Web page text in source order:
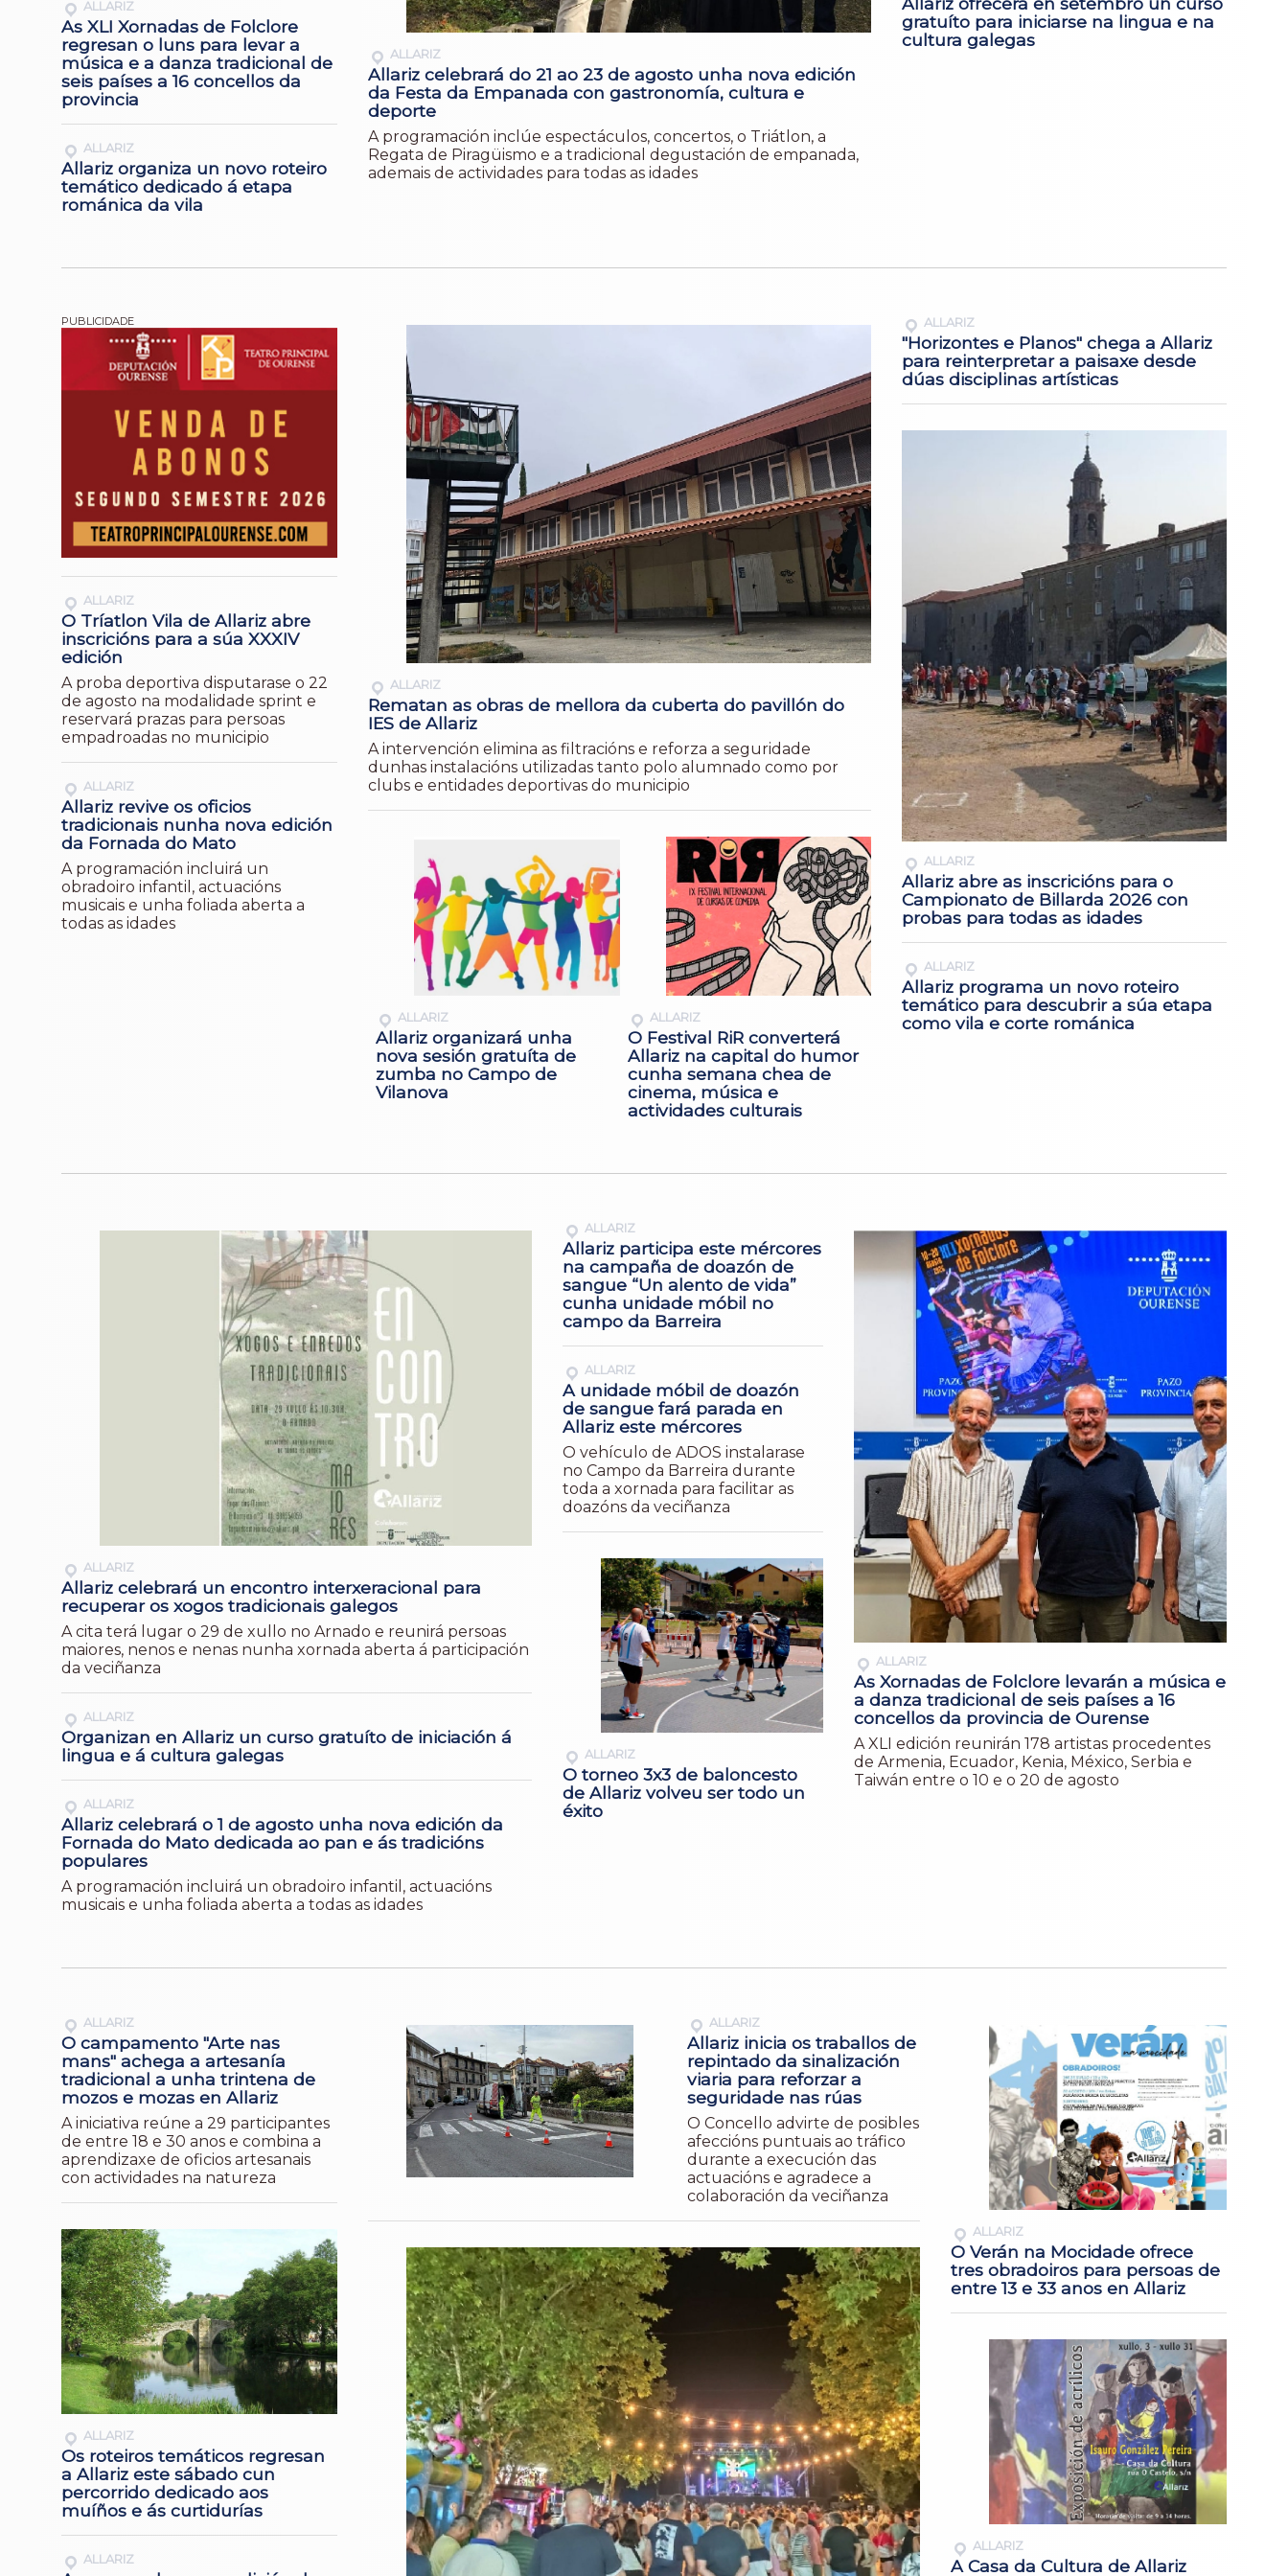
ALLARIZ
As XLI Xornadas de Folclore
regresan o luns para levar a
música e a danza tradicional de
seis países a 16 concellos da
provincia
ALLARIZ
Allariz organiza un novo roteiro
temático dedicado á etapa
románica da vila
ALLARIZ
Allariz celebrará do 21 ao 23 de agosto unha nova edición
da Festa da Empanada con gastronomía, cultura e
deporte
A programación inclúe espectáculos, concertos, o Triátlon, a
Regata de Piragüismo e a tradicional degustación de empanada,
ademais de actividades para todas as idades
gratuíto para iniciarse na lingua e na
cultura galegas
ALLARIZ
O Tríatlon Vila de Allariz abre
inscricións para a súa XXXIV
edición
A proba deportiva disputarase o 22
de agosto na modalidade sprint e
reservará prazas para persoas
empadroadas no municipio
ALLARIZ
Allariz revive os oficios
tradicionais nunha nova edición
da Fornada do Mato
A programación incluirá un
obradoiro infantil, actuacións
musicais e unha foliada aberta a
todas as idades
ALLARIZ
Rematan as obras de mellora da cuberta do pavillón do
IES de Allariz
A intervención elimina as filtracións e reforza a seguridade
dunhas instalacións utilizadas tanto polo alumnado como por
clubs e entidades deportivas do municipio
ALLARIZ
Allariz organizará unha
nova sesión gratuíta de
zumba no Campo de
Vilanova
ALLARIZ
O Festival RiR converterá
Allariz na capital do humor
cunha semana chea de
cinema, música e
actividades culturais
ALLARIZ
"Horizontes e Planos" chega a Allariz
para reinterpretar a paisaxe desde
dúas disciplinas artísticas
ALLARIZ
Allariz abre as inscricións para o
Campionato de Billarda 2026 con
probas para todas as idades
ALLARIZ
Allariz programa un novo roteiro
temático para descubrir a súa etapa
como vila e corte románica
ALLARIZ
Allariz celebrará un encontro interxeracional para
recuperar os xogos tradicionais galegos
A cita terá lugar o 29 de xullo no Arnado e reunirá persoas
maiores, nenos e nenas nunha xornada aberta á participación
da veciñanza
ALLARIZ
Organizan en Allariz un curso gratuíto de iniciación á
lingua e á cultura galegas
ALLARIZ
Allariz celebrará o 1 de agosto unha nova edición da
Fornada do Mato dedicada ao pan e ás tradicións
populares
A programación incluirá un obradoiro infantil, actuacións
musicais e unha foliada aberta a todas as idades
ALLARIZ
Allariz participa este mércores
na campaña de doazón de
sangue “Un alento de vida”
cunha unidade móbil no
campo da Barreira
ALLARIZ
A unidade móbil de doazón
de sangue fará parada en
Allariz este mércores
O vehículo de ADOS instalarase
no Campo da Barreira durante
toda a xornada para facilitar as
doazóns da veciñanza
ALLARIZ
O torneo 3x3 de baloncesto
de Allariz volveu ser todo un
éxito
ALLARIZ
As Xornadas de Folclore levarán a música e
a danza tradicional de seis países a 16
concellos da provincia de Ourense
A XLI edición reunirán 178 artistas procedentes
de Armenia, Ecuador, Kenia, México, Serbia e
Taiwán entre o 10 e o 20 de agosto
ALLARIZ
O campamento "Arte nas
mans" achega a artesanía
tradicional a unha trintena de
mozos e mozas en Allariz
A iniciativa reúne a 29 participantes
de entre 18 e 30 anos e combina a
aprendizaxe de oficios artesanais
con actividades na natureza
ALLARIZ
Os roteiros temáticos regresan
a Allariz este sábado cun
percorrido dedicado aos
muíños e ás curtidurías
ALLARIZ
ALLARIZ
Allariz inicia os traballos de
repintado da sinalización
viaria para reforzar a
seguridade nas rúas
O Concello advirte de posibles
afeccións puntuais ao tráfico
durante a execución das
actuacións e agradece a
colaboración da veciñanza
ALLARIZ
O Verán na Mocidade ofrece
tres obradoiros para persoas de
entre 13 e 33 anos en Allariz
ALLARIZ
A Casa da Cultura de Allariz